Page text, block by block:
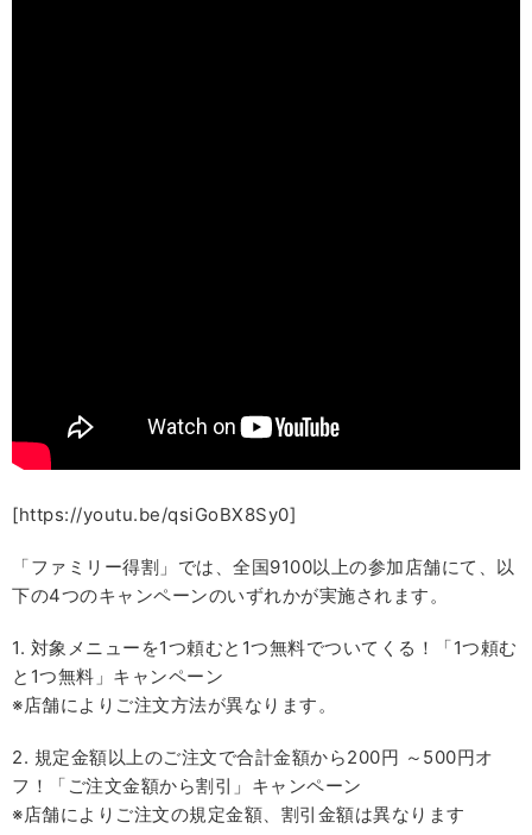
[https://youtu.be/qsiGoBX8Sy0]
「ファミリー得割」では、全国9100以上の参加店舗にて、以
下の4つのキャンペーンのいずれかが実施されます。
1. 対象メニューを1つ頼むと1つ無料でついてくる！「1つ頼む
と1つ無料」キャンペーン
※店舗によりご注文方法が異なります。
2. 規定金額以上のご注文で合計金額から200円 ～500円オ
フ！「ご注文金額から割引」キャンペーン
※店舗によりご注文の規定金額、割引金額は異なります